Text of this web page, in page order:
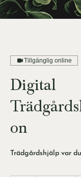
Tillgänglig online
Digital
on
Trädgårdshjälp var